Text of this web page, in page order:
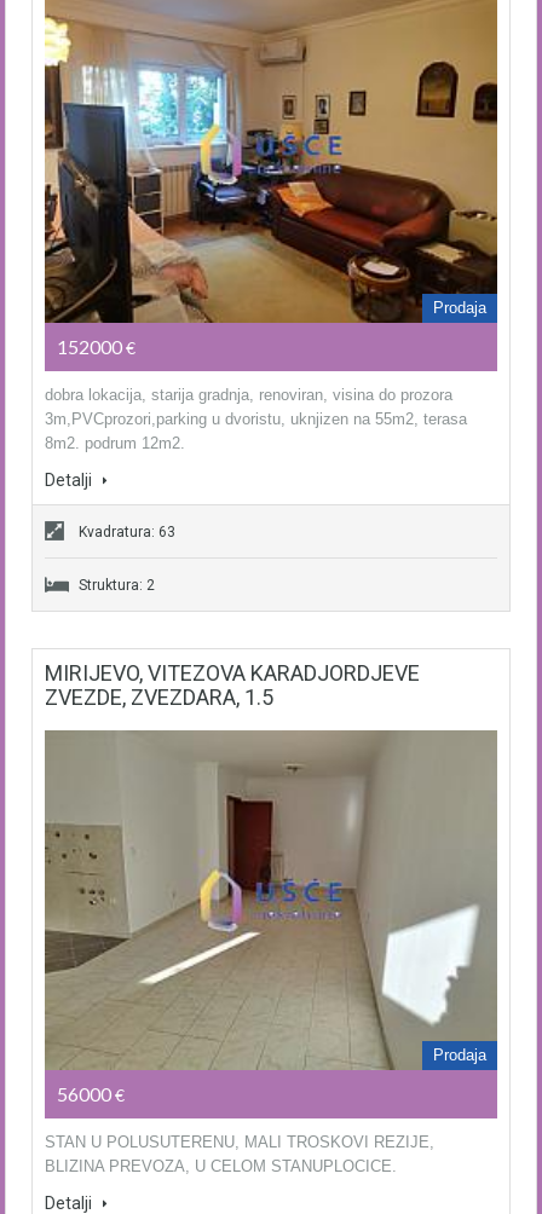
Prodaja
152000€
dobra lokacija, starija gradnja, renoviran, visina do prozora
3m,PVCprozori,parking u dvoristu, uknjizen na 55m2, terasa
8m2. podrum 12m2.
Detalji
Kvadratura: 63
Struktura: 2
MIRIJEVO, VITEZOVA KARADJORDJEVE
ZVEZDE, ZVEZDARA, 1.5
Prodaja
56000€
STAN U POLUSUTERENU, MALI TROSKOVI REZIJE,
BLIZINA PREVOZA, U CELOM STANUPLOCICE.
Detalji